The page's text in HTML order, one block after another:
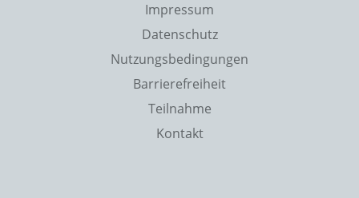
Impressum
Datenschutz
Nutzungsbedingungen
Barrierefreiheit
Teilnahme
Kontakt